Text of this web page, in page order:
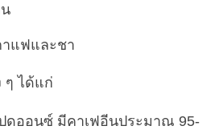
แฟและชา
ๆ ได้แก่
ดออนซ์ มีคาเฟอีนประมาณ 95-